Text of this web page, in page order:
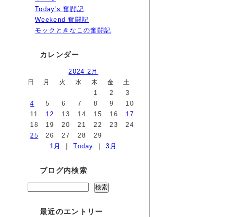
Today's 奮闘記
Weekend 奮闘記
モックときなこの奮闘記
カレンダー
2024 2月
日
月 火 水 木 金
土
1
2
3
4
5 6 7 8 9
10
11
12 13 14 15 16
17
18
19 20 21 22 23
24
25
26 27 28
29
1月
|Today |3月
ブログ内検索
最近のエントリー